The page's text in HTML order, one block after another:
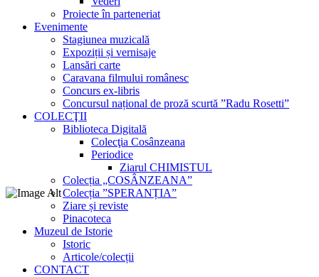
Proiecte în parteneriat
Evenimente
Stagiunea muzicală
Expoziții și vernisaje
Lansări carte
Caravana filmului românesc
Concurs ex-libris
Concursul național de proză scurtă ”Radu Rosetti”
COLECŢII
Biblioteca Digitală
Colecţia Cosânzeana
Periodice
Ziarul CHIMISTUL
Colecția „COSÂNZEANA”
Colecția ”SPERANȚIA”
Ziare și reviste
Pinacoteca
Muzeul de Istorie
Istoric
Articole/colecții
CONTACT